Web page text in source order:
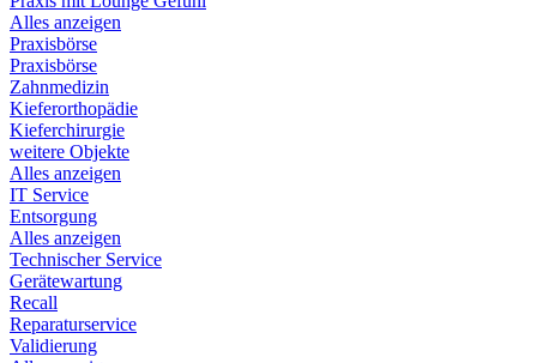
Alles anzeigen
Praxisbörse
Praxisbörse
Zahnmedizin
Kieferorthopädie
Kieferchirurgie
weitere Objekte
Alles anzeigen
IT Service
Entsorgung
Alles anzeigen
Technischer Service
Gerätewartung
Recall
Reparaturservice
Validierung